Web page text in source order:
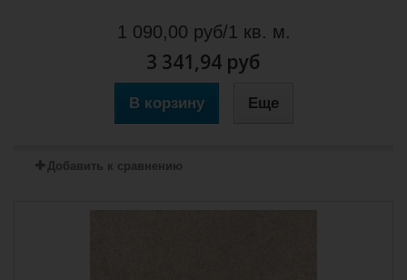
1 090,00 руб/1 кв. м.
3 341,94 руб
В корзину Еще
Добавить к сравнению